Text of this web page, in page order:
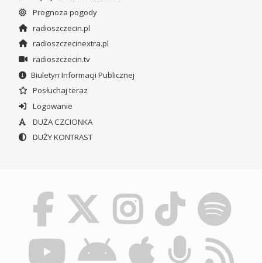
Prognoza pogody
radioszczecin.pl
radioszczecinextra.pl
radioszczecin.tv
Biuletyn Informacji Publicznej
Posłuchaj teraz
Logowanie
DUŻA CZCIONKA
DUŻY KONTRAST